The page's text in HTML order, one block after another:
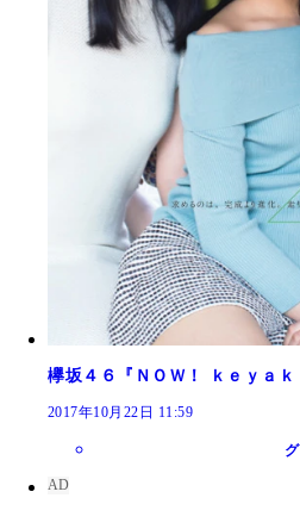
欅坂４６『ＮＯＷ！ ｋｅｙａｋ
2017年10月22日 11:59